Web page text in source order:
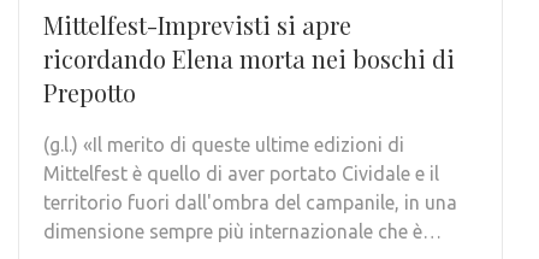
Mittelfest-Imprevisti si apre
ricordando Elena morta nei boschi di
Prepotto
(g.l.) «Il merito di queste ultime edizioni di
Mittelfest è quello di aver portato Cividale e il
territorio fuori dall'ombra del campanile, in una
dimensione sempre più internazionale che è…